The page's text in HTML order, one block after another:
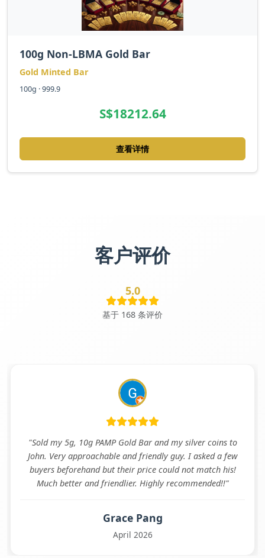
100g Non-LBMA Gold Bar
Gold Minted Bar
100g · 999.9
S$18212.64
查看详情
客户评价
5.0
基于 168 条评价
"Sold my 5g, 10g PAMP Gold Bar and my silver coins to
John. Very approachable and friendly guy. I asked a few
buyers beforehand but their price could not match his!
Much better and friendlier. Highly recommended!!"
Grace Pang
April 2026